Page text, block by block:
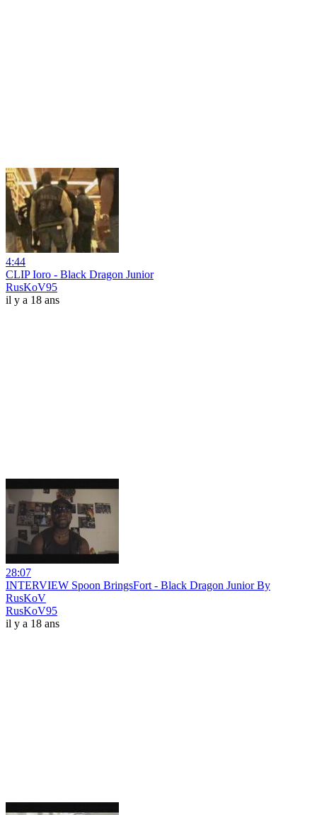
4:44
CLIP Ioro - Black Dragon Junior
RusKoV95
il y a 18 ans
28:07
INTERVIEW Spoon BringsFort - Black Dragon Junior By
RusKoV
RusKoV95
il y a 18 ans